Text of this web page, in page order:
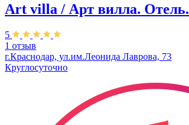
Art villa / Арт вилла. ​Отель.
5
1 отзыв
г.Краснодар, ул.им.Леонида Лаврова, 73​
Круглосуточно